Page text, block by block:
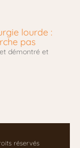
lourde :
pas
démontré et
réservés